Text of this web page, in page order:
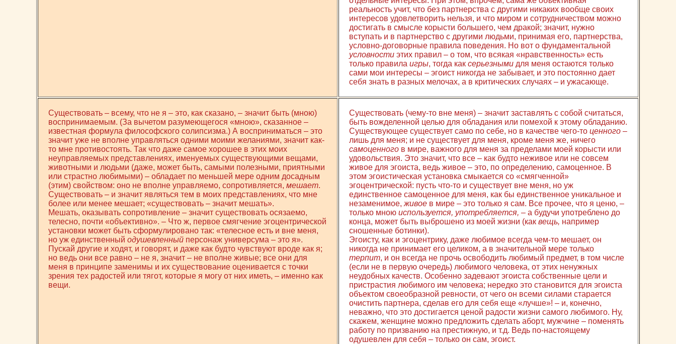
реальность учит, что без партнерства с другими никаких вообще своих
интересов удовлетворить нельзя, и что миром и сотрудничеством можно
достигать в смысле корысти большего, чем дракой; значит, нужно
вступать и в партнерство с другими людьми, принимая его, партнерства,
условно-договорные правила поведения. Но вот о фундаментальной
условности этих правил – о том, что всякая «нравственность» есть
только правила игры, тогда как серьезными для меня остаются только
сами мои интересы – эгоист никогда не забывает, и это постоянно дает
себя знать в разных мелочах, а в критических случаях – и ужасающе.
Существовать – всему, что не я – это, как сказано, – значит быть (мною)
воспринимаемым. (За вычетом разумеющегося «мною», сказанное –
известная формула философского солипсизма.) А восприниматься – это
значит уже не вполне управляться одними моими желаниями, значит как-
то мне противостоять. Так что даже самое хорошее в этих моих
неуправляемых представлениях, именуемых существующими вещами,
животными и людьми (даже, может быть, самыми полезными, приятными
или страстно любимыми) – обладает по меньшей мере одним досадным
(этим) свойством: оно не вполне управляемо, сопротивляется, мешает.
Существовать – и значит являться тем в моих представлениях, что мне
более или менее мешает; «существовать – значит мешать».
Мешать, оказывать сопротивление – значит существовать осязаемо,
телесно, почти «объективно». – Что ж, первое смягчение эгоцентрической
установки может быть сформулировано так: «телесное есть и вне меня,
но уж единственный одушевленный персонаж универсума – это я».
Пускай другие и ходят, и говорят, и даже как будто чувствуют вроде как я;
но ведь они все равно – не я, значит – не вполне живые; все они для
меня в принципе заменимы и их существование оценивается с точки
зрения тех радостей или тягот, которые я могу от них иметь, – именно как
вещи.
Существовать (чему-то вне меня) – значит заставлять с собой считаться,
быть вожделенной целью для обладания или помехой к этому обладанию.
Существующее существует само по себе, но в качестве чего-то ценного –
лишь для меня; и не существует для меня, кроме меня же, ничего
самоценного в мире, важного для меня за пределами моей корысти или
удовольствия. Это значит, что все – как будто неживое или не совсем
живое для эгоиста, ведь живое – это, по определению, самоценное. В
этом эгоистическая установка смыкается со «смягченной»
эгоцентрической: пусть что-то и существует вне меня, но уж
единственное самоценное для меня, как бы единственное уникальное и
незаменимое, живое в мире – это только я сам. Все прочее, что я ценю, –
только мною используется, употребляется, – а будучи употреблено до
конца, может быть выброшено из моей жизни (как вещь, например
сношенные ботинки).
Эгоисту, как и эгоцентрику, даже любимое всегда чем-то мешает, он
никогда не принимает его целиком, а в значительной мере только
терпит, и он всегда не прочь освободить любимый предмет, в том числе
(если не в первую очередь) любимого человека, от этих ненужных
неудобных качеств. Особенно задевают эгоиста собственные цели и
пристрастия любимого им человека; нередко это становится для эгоиста
объектом своеобразной ревности, от чего он всеми силами старается
очистить партнера, сделав его для себя еще «лучше»! – и, конечно,
неважно, что это достигается ценой радости жизни самого любимого. Ну,
скажем, женщине можно предложить сделать аборт, мужчине – поменять
работу по призванию на престижную, и т.д. Ведь по-настоящему
одушевлен для себя – только он сам, эгоист.